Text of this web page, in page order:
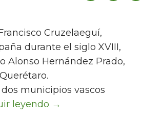
Cruzelaeguí,
durante el siglo XVIII,
Alonso Hernández Prado,
municipios vascos